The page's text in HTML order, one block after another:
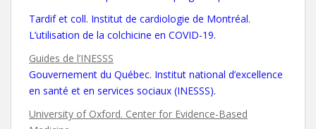
Tardif et coll. Institut de cardiologie de Montréal.
L’utilisation de la colchicine en COVID-19.
Guides de l’INESSS
Gouvernement du Québec. Institut national d’excellence
en santé et en services sociaux (INESSS).
University of Oxford. Center for Evidence-Based